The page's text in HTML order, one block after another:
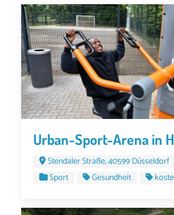
Urban-Sport-Arena in
Stendaler Straße, 40599 Düsseldorf
Sport
Gesundheit